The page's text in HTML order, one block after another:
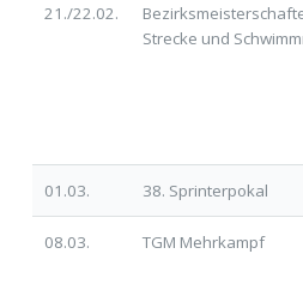
21./22.02.
Strecke und
01.03. 38. Sprinterpokal
08.03. TGM Mehrkampf